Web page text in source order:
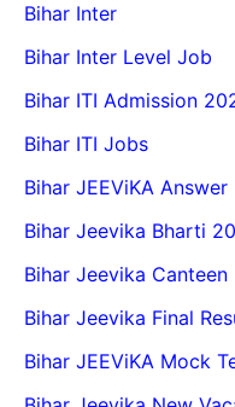
Bihar Inter
Bihar Inter Level Job
Bihar ITI Admission
Bihar ITI Jobs
Bihar JEEViKA
Bihar Jeevika Bharti
Bihar Jeevika
Bihar Jeevika Final
Bihar JEEViKA Mock